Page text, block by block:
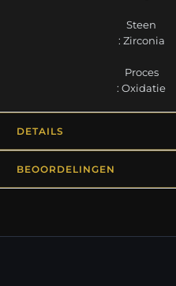
Steen
: Zirconia
Proces
: Oxidatie
DETAILS
BEOORDELINGEN